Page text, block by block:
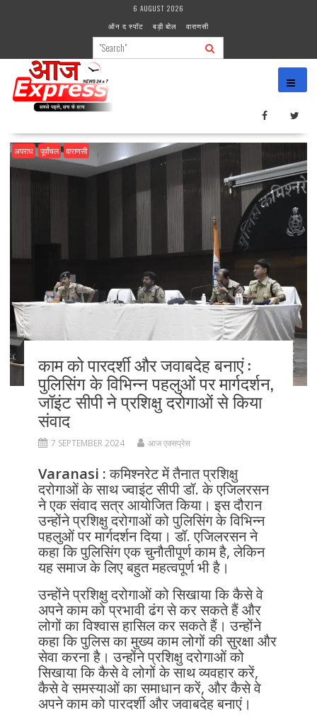
6 AUGUST 2026
ऑन द स्पॉट
बड़ी बोल वाराणसी
अपराध पूर्वांचल वाराणसी
काम को पारदर्शी और जवाबदेह बनाएं :
पुलिसिंग के विभिन्न पहलुओं पर मार्गदर्शन,
जॉइंट सीपी ने प्रशिक्षु दरोगाओं से किया
संवाद
7 SEPTEMBER 2024 आज एक्सप्रेस
Varanasi :कमिश्नरेट में तैनात प्रशिक्षु
दरोगाओं के साथ ज्वाइंट सीपी डॉ. के एजिलरसन
ने एक संवाद सत्र आयोजित किया। इस दौरान
उन्होंने प्रशिक्षु दरोगाओं को पुलिसिंग के विभिन्न
पहलुओं पर मार्गदर्शन दिया। डॉ. एजिलरसन ने
कहा कि पुलिसिंग एक चुनौतीपूर्ण काम है, लेकिन
यह समाज के लिए बहुत महत्वपूर्ण भी है।
उन्होंने प्रशिक्षु दरोगाओं को सिखाया कि कैसे वे
अपने काम को प्रभावी ढंग से कर सकते हैं और
लोगों का विश्वास हासिल कर सकते हैं। उन्होंने
कहा कि पुलिस का मुख्य काम लोगों की सुरक्षा और
सेवा करना है। उन्होंने प्रशिक्षु दरोगाओं को
सिखाया कि कैसे वे लोगों के साथ व्यवहार करें,
कैसे वे समस्याओं का समाधान करें, और कैसे वे
अपने काम को पारदर्शी और जवाबदेह बनाएं।